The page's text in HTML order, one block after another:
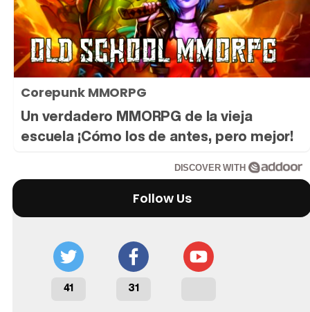
Tráiler Oficial en VOSE 'The Audacity'
Tráiler 'Do Not Enter' (2026)
Corepunk MMORPG
Un verdadero MMORPG de la vieja
escuela ¡Cómo los de antes, pero mejor!
DISCOVER WITH
Follow Us
41 31